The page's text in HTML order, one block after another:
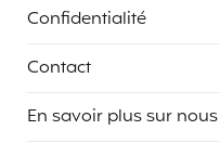
Confidentialité
Contact
En savoir plus sur nous